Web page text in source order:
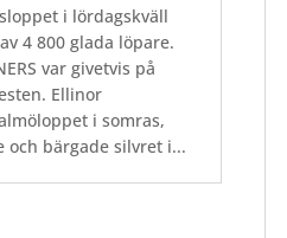
i lördagskväll
4 800 glada löpare.
var givetvis på
Ellinor
i somras,
och bärgade silvret i...